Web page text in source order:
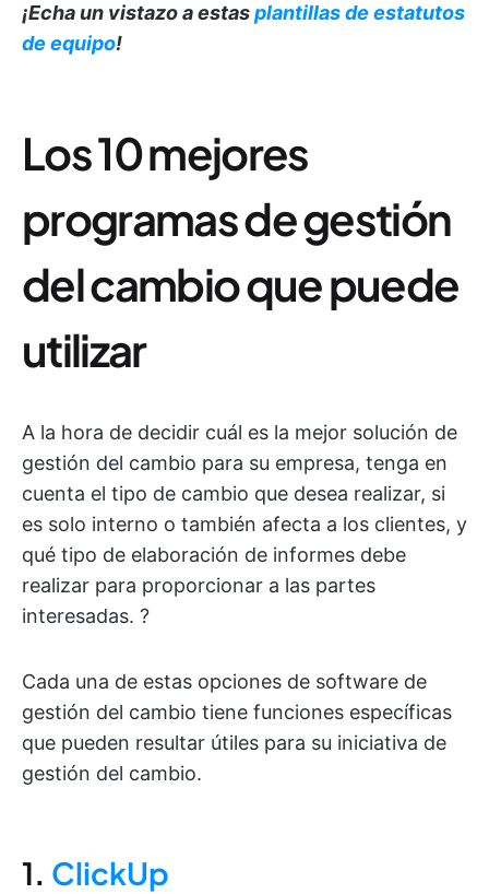
¡Echa un vistazo a estasplantillas de estatutos
de equipo!
Los 10 mejores
programas de gestión
del cambio que puede
utilizar
A la hora de decidir cuál es la mejor solución de
gestión del cambio para su empresa, tenga en
cuenta el tipo de cambio que desea realizar, si
es solo interno o también afecta a los clientes, y
qué tipo de elaboración de informes debe
realizar para proporcionar a las partes
interesadas. ?
Cada una de estas opciones de software de
gestión del cambio tiene funciones específicas
que pueden resultar útiles para su iniciativa de
gestión del cambio.
1. ClickUp